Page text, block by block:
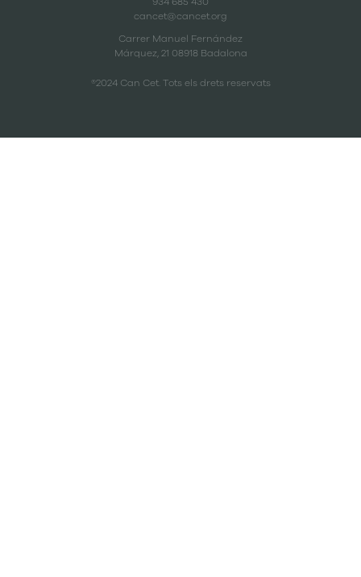
®2024 Can Cet. Tots els drets reservats
Carrer Manuel Fernández
Márquez, 21 08918 Badalona
cancet@cancet.org